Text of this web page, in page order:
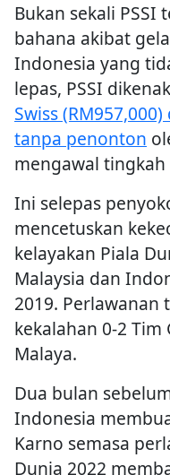
Bukan sekali
bahana akibat
Indonesia yang
lepas, PSSI
Swiss
tanpa penonton
mengawal
Ini selepas
mencetuskan
kelayakan Piala
Malaysia dan
2019.
kekalahan 0-2
Malaya.
Dua bulan
Indonesia
Karno semasa
Dunia 2022